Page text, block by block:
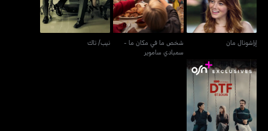
إراشونال مان
شخص ما في مكان ما -
سمبادي ساموير
نيب/ تاك
دي تي إف سانت لويس